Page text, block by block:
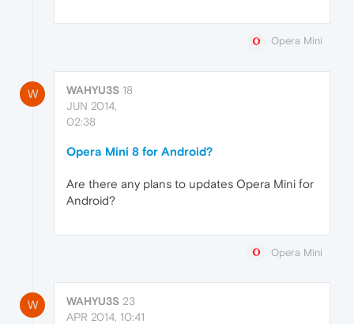
Opera Mini
W WAHYU3S 18
JUN 2014,
02:38
Opera Mini 8 for Android?
Are there any plans to updates Opera Mini for
Android?
Opera Mini
W WAHYU3S 23
APR 2014, 10:41